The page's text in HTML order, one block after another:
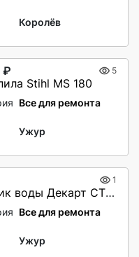
Королёв
₽ 5
Stihl MS 180
Все для ремонта
Ужур
1
Счётчик воды Декарт СТВУ-50
Все для ремонта
Ужур